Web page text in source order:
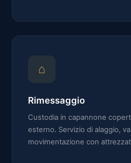
⌂
Rimessaggio
Custodia in capannone
esterno. Servizio di alaggio,
movimentazione con